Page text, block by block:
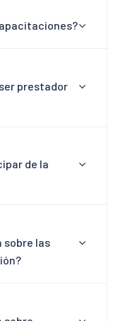
prestador
de la
sobre las